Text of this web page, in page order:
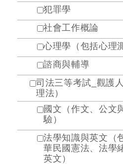
犯罪學
社會工作概論
心理學（包括心理
諮商與輔導
司法三等考試_觀護
理法）
國文（作文、公文
驗）
法學知識與英文（
華民國憲法、法學
英文）